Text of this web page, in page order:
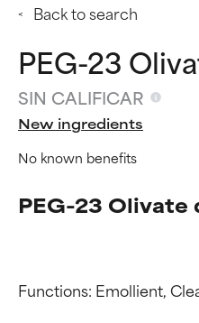
Back to search
PEG-23
SIN CALIFICAR
New ingredients
No known benefits
PEG-23
Functions: Emollient,